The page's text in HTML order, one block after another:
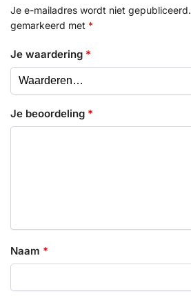
Je e-mailadres wordt niet gepubliceerd.
gemarkeerd met *
Je waardering *
Je beoordeling *
Naam *